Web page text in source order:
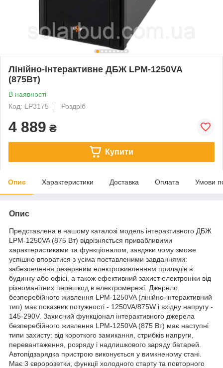
Лінійно-інтерактивне ДБЖ LPM-1250VA
(875Вт)
В наявності
Код: LP3175
Роздріб
4 889 ₴
Купити
Опис Характеристики Доставка Оплата Умови
Опис
Представлена в нашому каталозі модель інтерактивного ДБЖ
LPM-1250VA (875 Вт) відрізняється привабливими
характеристиками та функціоналом, завдяки чому зможе
успішно впоратися з усіма поставленими завданнями:
забезпечення резервним електроживленням приладів в
будинку або офісі, а також ефективний захист електроніки від
різноманітних перешкод в електромережі. Джерело
безперебійного живлення LPM-1250VA (лінійно-інтерактивний
тип) має показник потужності - 1250VA/875W і вхідну напругу -
145-290V. Захисний функціонал інтерактивного джерела
безперебійного живлення LPM-1250VA (875 Вт) має наступні
типи захисту: від короткого замикання, стрибків напруги,
перевантаження, розряду і надлишкового заряду батарей.
Автопідзарядка пристрою виконується у вимкненому стані.
Має 3 євророзетки, функції холодного старту та повторного